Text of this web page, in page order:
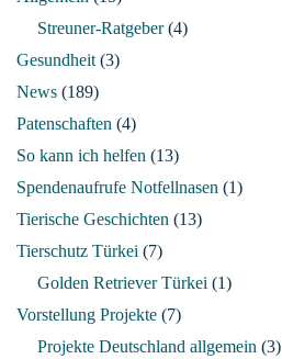
Streuner-Ratgeber(4)
Gesundheit (3)
News (189)
Patenschaften (4)
So kann ich helfen (13)
Spendenaufrufe Notfellnasen (1)
Tierische Geschichten (13)
Tierschutz Türkei (7)
Golden Retriever Türkei (1)
Vorstellung Projekte (7)
Projekte Deutschland allgemein (3)